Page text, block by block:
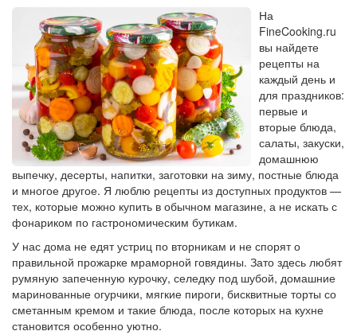
На
FineCooking.ru
вы найдете
рецепты на
каждый день и
для праздников:
первые и
вторые блюда,
салаты, закуски,
домашнюю
выпечку, десерты, напитки, заготовки на зиму, постные блюда
и многое другое. Я люблю рецепты из доступных продуктов —
тех, которые можно купить в обычном магазине, а не искать с
фонариком по гастрономическим бутикам.
У нас дома не едят устриц по вторникам и не спорят о
правильной прожарке мраморной говядины. Зато здесь любят
румяную запеченную курочку, селедку под шубой, домашние
маринованные огурчики, мягкие пироги, бисквитные торты со
сметанным кремом и такие блюда, после которых на кухне
становится особенно уютно.